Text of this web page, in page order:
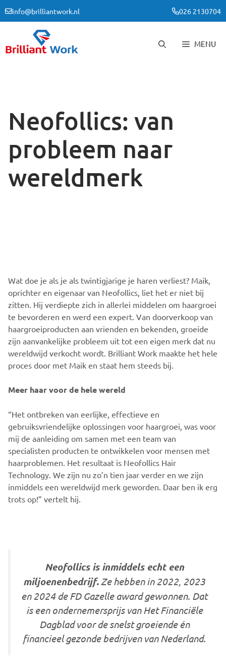
Ga
inhoud
info@brilliantwork.nl 026 2130704
MENU
Neofollics: van
probleem naar
wereldmerk
Wat doe je als je als twintigjarige je haren verliest? Maik,
oprichter en eigenaar van Neofollics, liet het er niet bij
zitten. Hij verdiepte zich in allerlei middelen om haargroei
te bevorderen en werd een expert. Van doorverkoop van
haargroeiproducten aan vrienden en bekenden, groeide
zijn aanvankelijke probleem uit tot een eigen merk dat nu
wereldwijd verkocht wordt. Brilliant Work maakte het hele
proces door met Maik en staat hem steeds bij.
Meer haar voor de hele wereld
“Het ontbreken van eerlijke, effectieve en
gebruiksvriendelijke oplossingen voor haargroei, was voor
mij de aanleiding om samen met een team van
specialisten producten te ontwikkelen voor mensen met
haarproblemen. Het resultaat is Neofollics Hair
Technology. We zijn nu zo’n tien jaar verder en we zijn
inmiddels een wereldwijd merk geworden. Daar ben ik erg
trots op!” vertelt hij.
Neofollics is inmiddels echt een
miljoenenbedrijf. Ze hebben in 2022, 2023
en 2024 de FD Gazelle award gewonnen. Dat
is een ondernemersprijs van Het Financiële
Dagblad voor de snelst groeiende én
financieel gezonde bedrijven van Nederland.